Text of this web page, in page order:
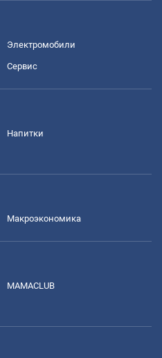
Электромобили
Сервис
Напитки
Mакроэкономика
MAMACLUB